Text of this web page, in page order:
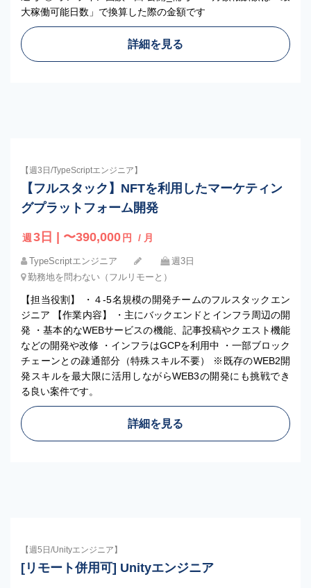
大稼働可能日数」で換算した際の金額です
詳細を見る
【週3日/TypeScriptエンジニア】
【フルスタック】NFTを利用したマーケティン
グプラットフォーム開発
週 3日 | 〜390,000 円 / 月
TypeScriptエンジニア
週3日
勤務地を問わない（フルリモーと）
【担当役割】 ・４-5名規模の開発チームのフルスタックエン
ジニア 【作業内容】 ・主にバックエンドとインフラ周辺の開
発 ・基本的なWEBサービスの機能、記事投稿やクエスト機能
などの開発や改修 ・インフラはGCPを利用中 ・一部ブロック
チェーンとの疎通部分（特殊スキル不要） ※既存のWEB2開
発スキルを最大限に活用しながらWEB3の開発にも挑戦でき
る良い案件です。
詳細を見る
【週5日/Unityエンジニア】
[リモート併用可] Unityエンジニア